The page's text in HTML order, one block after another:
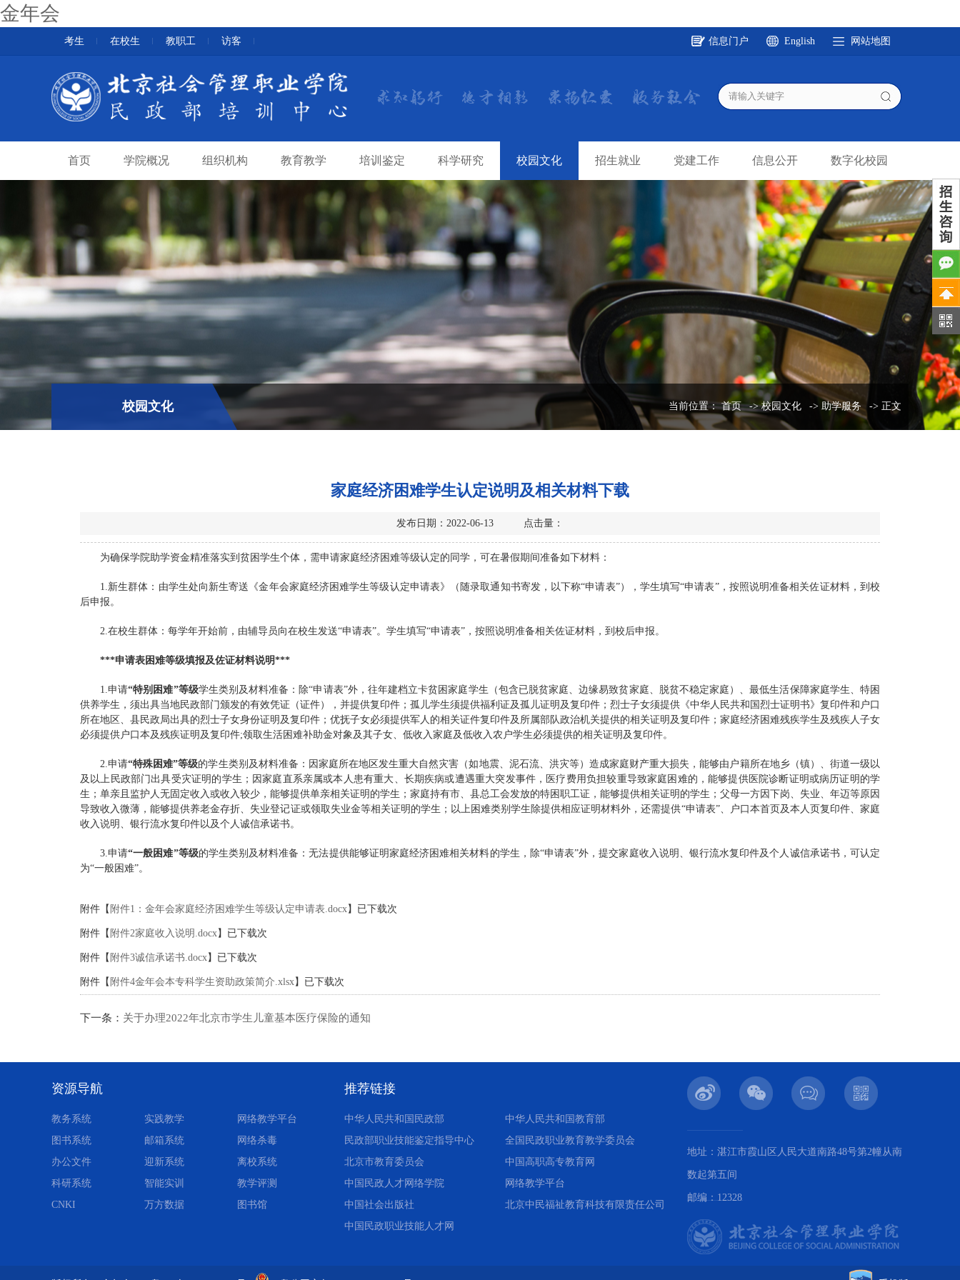
金年会
考生 在校生 教职工 访客 信息门户 English 网站地图
首页 学院概况 组织机构 教育教学 培训鉴定 科学研究 校园文化 招生就业 党建工作 信息公开 数字化校园
校园文化 当前位置：首页 ->校园文化 -> 助学服务 -> 正文
家庭经济困难学生认定说明及相关材料下载
发布日期：2022-06-13 点击量：
为确保学院助学资金精准落实到贫困学生个体，需申请家庭经济困难等级认定的同学，可在暑假期间准备如下材料：
1.新生群体：由学生处向新生寄送《金年会家庭经济困难学生等级认定申请表》（随录取通知书寄发，以下称“申请表”），学生填写“申请表”，按照说明准备相关佐证材料，到校
后申报。
2.在校生群体：每学年开始前，由辅导员向在校生发送“申请表”。学生填写“申请表”，按照说明准备相关佐证材料，到校后申报。
***申请表困难等级填报及佐证材料说明***
1.申请“特别困难”等级学生类别及材料准备：除“申请表”外，往年建档立卡贫困家庭学生（包含已脱贫家庭、边缘易致贫家庭、脱贫不稳定家庭）、最低生活保障家庭学生、特困
供养学生，须出具当地民政部门颁发的有效凭证（证件），并提供复印件；孤儿学生须提供福利证及孤儿证明及复印件；烈士子女须提供《中华人民共和国烈士证明书》复印件和户口
所在地区、县民政局出具的烈士子女身份证明及复印件；优抚子女必须提供军人的相关证件复印件及所属部队政治机关提供的相关证明及复印件；家庭经济困难残疾学生及残疾人子女
必须提供户口本及残疾证明及复印件;领取生活困难补助金对象及其子女、低收入家庭及低收入农户学生必须提供的相关证明及复印件。
2.申请“特殊困难”等级的学生类别及材料准备：因家庭所在地区发生重大自然灾害（如地震、泥石流、洪灾等）造成家庭财产重大损失，能够由户籍所在地乡（镇）、街道一级以
及以上民政部门出具受灾证明的学生；因家庭直系亲属或本人患有重大、长期疾病或遭遇重大突发事件，医疗费用负担较重导致家庭困难的，能够提供医院诊断证明或病历证明的学
生；单亲且监护人无固定收入或收入较少，能够提供单亲相关证明的学生；家庭持有市、县总工会发放的特困职工证，能够提供相关证明的学生；父母一方因下岗、失业、年迈等原因
导致收入微薄，能够提供养老金存折、失业登记证或领取失业金等相关证明的学生；以上困难类别学生除提供相应证明材料外，还需提供“申请表”、户口本首页及本人页复印件、家庭
收入说明、银行流水复印件以及个人诚信承诺书。
3.申请“一般困难”等级的学生类别及材料准备：无法提供能够证明家庭经济困难相关材料的学生，除“申请表”外，提交家庭收入说明、银行流水复印件及个人诚信承诺书，可认定
为“一般困难”。
附件【 附件1：金年会家庭经济困难学生等级认定申请表.docx】已下载次
附件【 附件2家庭收入说明.docx】已下载次
附件【 附件3诚信承诺书.docx】已下载次
附件【 附件4金年会本专科学生资助政策简介.xlsx】已下载次
下一条： 关于办理2022年北京市学生儿童基本医疗保险的通知
资源导航
教务系统 实践教学
网络教学平台
图书系统
邮箱系统
网络杀毒
办公文件
迎新系统
离校系统
科研系统
智能实训
教学评测
CNKI
万方数据 图书馆
推荐链接
中华人民共和国民政部
中华人民共和国教育部
民政部职业技能鉴定指导中心
全国民政职业教育教学委员会
北京市教育委员会
中国高职高专教育网
中国民政人才网络学院
网络教学平台
中国社会出版社
北京中民福祉教育科技有限责任公司
中国民政职业技能人才网
地址：湛江市霞山区人民大道南路48号第2幢从南
数起第五间
邮编：12328